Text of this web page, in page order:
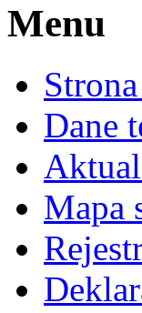
Menu
Dane
Mapa